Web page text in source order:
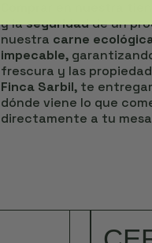
y laseguridadde un
nuestra carne
impecable,
frescura y las
Finca Sarbil, te
dónde viene lo que
directamente a tu